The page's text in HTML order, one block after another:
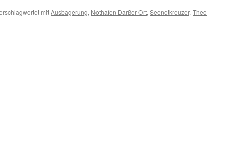
mitAusbagerung, Nothafen Darßer Ort, Seenotkreuzer, Theo